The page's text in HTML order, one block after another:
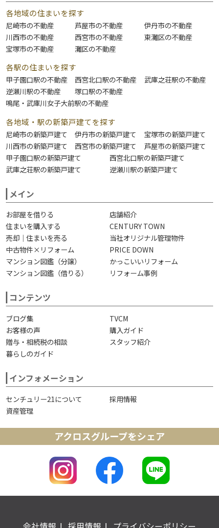
各地域の住まいを探す
尼崎市の不動産 芦屋市の不動産
伊丹市の不動産
川西市の不動産
西宮市の不動産
東灘区の不動産
宝塚市の不動産
灘区の不動産
各駅の住まいを探す
甲子園口駅の不動産 西宮北口駅の不動産
武庫之荘駅の不動産
逆瀬川駅の不動産
塚口駅の不動産
鳴尾・武庫川女子大前駅の不動産
各地域・駅の新築戸建てを探す
尼崎市の新築戸建て 伊丹市の新築戸建て
宝塚市の新築戸建て
川西市の新築戸建て
西宮市の新築戸建て
芦屋市の新築戸建て
甲子園口駅の新築戸建て
西宮北口駅の新築戸建て
武庫之荘駅の新築戸建て
逆瀬川駅の新築戸建て
メイン
お部屋を借りる
店舗紹介
住まいを購入する
CENTURY TOWN
売却｜住まいを売る
当社オリジナル管理物件
中古物件×リフォーム
PRICE DOWN
マンション図鑑（分譲）
かっこいいリフォーム
マンション図鑑（借りる）
リフォーム事例
コンテンツ
ブログ集
TVCM
お客様の声
購入ガイド
贈与・相続税の相談
スタッフ紹介
暮らしのガイド
インフォメーション
センチュリー21について
採用情報
資産管理
アクロスグループをシェア